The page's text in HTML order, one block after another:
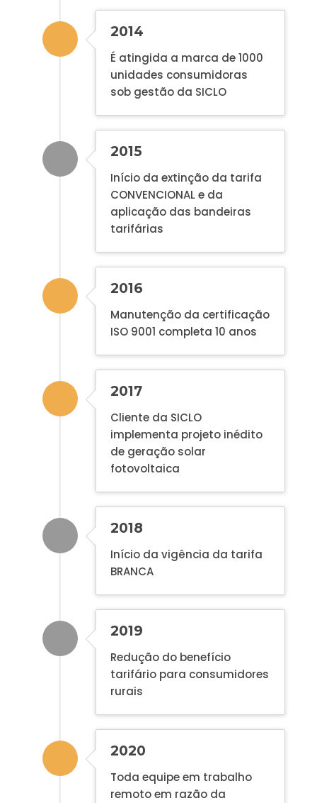
2014
É atingida a marca de 1000
unidades consumidoras
sob gestão da SICLO
2015
Início da extinção da tarifa
CONVENCIONAL e da
aplicação das bandeiras
tarifárias
2016
Manutenção da certificação
ISO 9001 completa 10 anos
2017
Cliente da SICLO
implementa projeto inédito
de geração solar
fotovoltaica
2018
Início da vigência da tarifa
BRANCA
2019
Redução do benefício
tarifário para consumidores
rurais
2020
Toda equipe em trabalho
remoto em razão da